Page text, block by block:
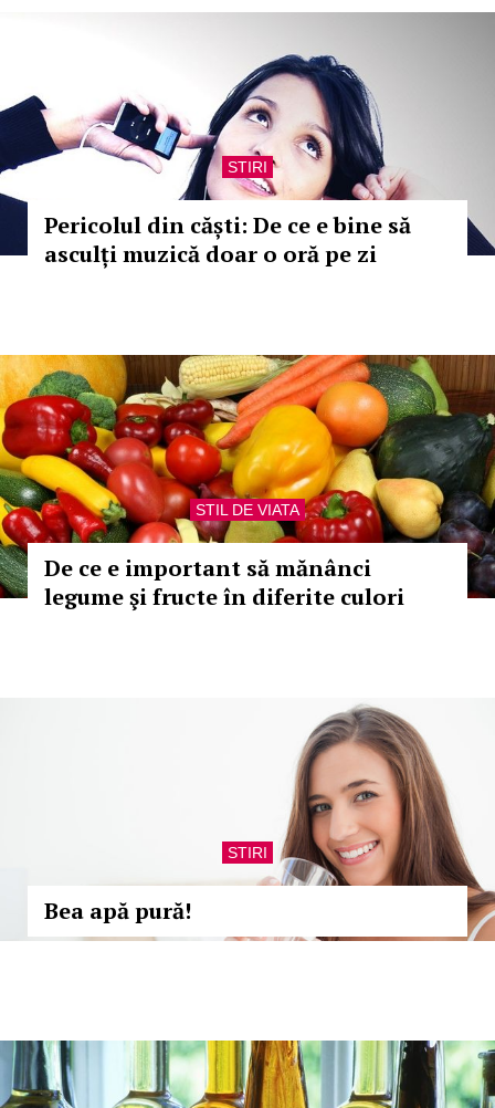
STIRI
Pericolul din căști: De ce e bine să
asculți muzică doar o oră pe zi
STIL DE VIATA
De ce e important să mănânci
legume şi fructe în diferite culori
STIRI
Bea apă pură!